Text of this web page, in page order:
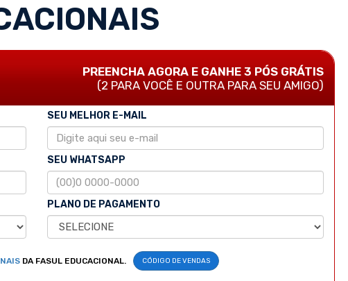
PREENCHA AGORA E GANHE 3 PÓS GRÁTIS
(2 PARA VOCÊ E OUTRA PARA SEU AMIGO)
SEU MELHOR E-MAIL
SEU WHATSAPP
PLANO DE PAGAMENTO
DA FASUL EDUCACIONAL. CÓDIGO DE VENDAS